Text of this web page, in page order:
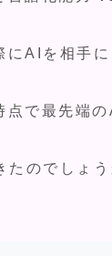
AIを相手
で最先端の
のでしょう